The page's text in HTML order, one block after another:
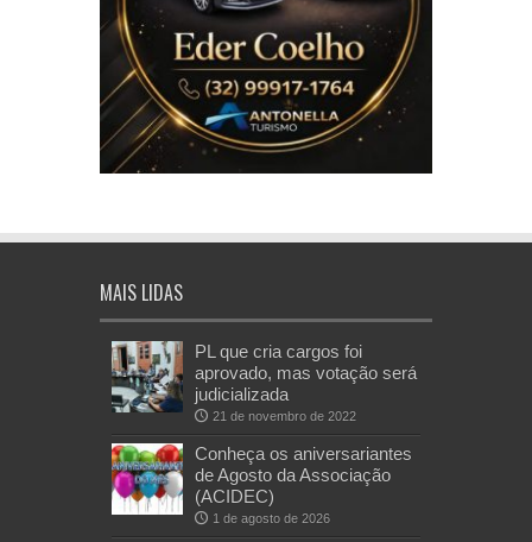
MAIS LIDAS
PL que cria cargos foi
aprovado, mas votação será
judicializada
21 de novembro de 2022
Conheça os aniversariantes
de Agosto da Associação
(ACIDEC)
1 de agosto de 2026